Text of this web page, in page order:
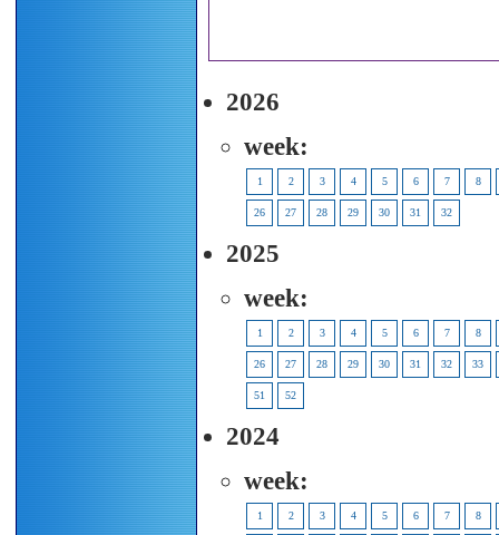
2026
week:
1 2 3 4 5 6 7 8
26 27 28 29 30 31 32
2025
week:
1 2 3 4 5 6 7 8
26 27 28 29 30 31 32 33
51 52
2024
week:
1 2 3 4 5 6 7 8